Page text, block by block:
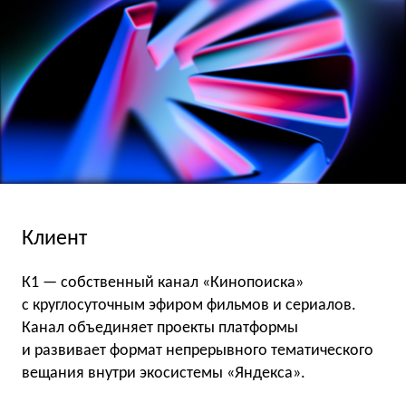
Клиент
К1 — собственный канал «Кинопоиска»
с круглосуточным эфиром фильмов и сериалов.
Канал объединяет проекты платформы
и развивает формат непрерывного тематического
вещания внутри экосистемы «Яндекса».